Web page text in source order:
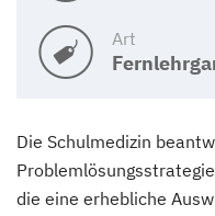
Art
Die Schulmedizin
die eine erhebliche